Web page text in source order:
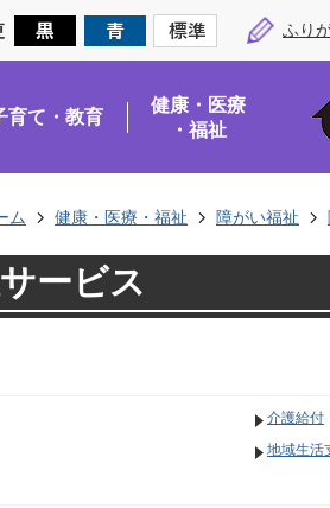
ふり
育て・教育
健康・医療
・福祉
ム 健康・医療・福祉 障がい福祉
ービス
介護給付
地域生活